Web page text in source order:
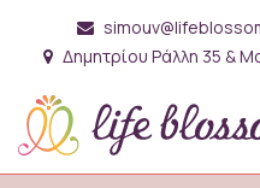
Δημητρίου Ράλλη 35 &